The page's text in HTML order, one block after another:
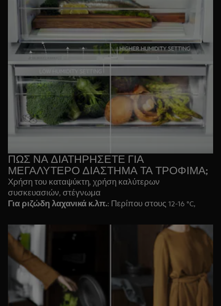
ΠΩΣ ΝΑ ΔΙΑΤΗΡΗΣΕΤΕ ΓΙΑ
ΜΕΓΑΛΥΤΕΡΟ ΔΙΑΣΤΗΜΑ ΤΑ ΤΡΟΦΙΜΑ;
Χρήση του καταψύκτη, χρήση καλύτερων
συσκευασιών, στέγνωμα
Για ριζώδη λαχανικά κ.λπ.: Περίπου στους 12-16 °C,
Για λαχανικά που αναπνέουν και πράσινα φυλλώδη
λαχανικά:
Υψηλή υγρασία και θερμοκρασία περίπου
στους 3-4 °C.
Για ξηρά προϊόντα:
Χαμηλή υγρασία, ιδανικά σκοτεινά
και όχι πολύ ζεστά.
Μέθοδος διατήρησης για φρούτα, μούρα και
λαχανικά:Μπορεί να γίνει στον αέρα, στον ήλιο, στον
φούρνο, σε αποξηραντή τροφίμων ή στην κατάψυξη.